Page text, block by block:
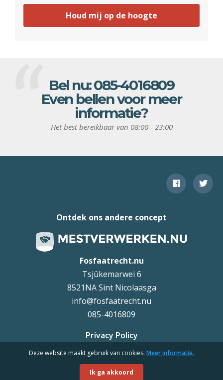
Houd mij op de hoogte
Bel nu:085-4016809
Even bellen voor meer
informatie?
Het best bereikbaar van 08:00 - 23:00
Fosfaatrecht.nu
Tsjûkemarwei 6
8521NA Sint Nicolaasga
info@fosfaatrecht.nu
085-4016809
Ontdek ons andere concept
Privacy Policy
©Uteq
Deze website maakt gebruik van cookies. Meer informatie.
Ik ga akkoord